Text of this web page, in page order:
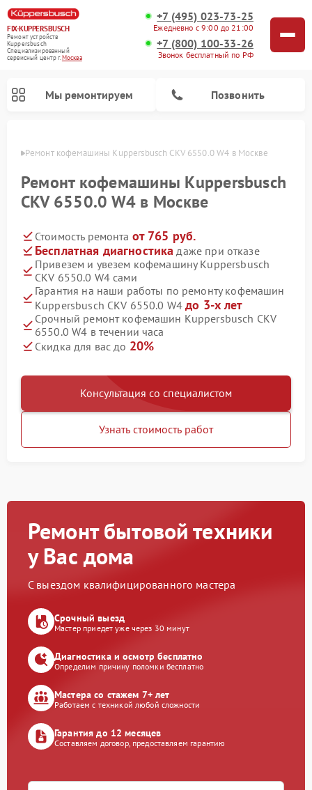
FIX-KUPPERSBUSCH
Ремонт устройств
Kuppersbusch
Специализированный
cервисный центр г.Москва
+7 (495) 023-73-25
Ежедневно с 9:00 до 21:00
+7 (800) 100-33-26
Звонок бесплатный по РФ
Мы ремонтируем Позвонить
Ремонт кофемашины Kuppersbusch CKV 6550.0 W4 в Москве
Ремонт кофемашины Kuppersbusch
CKV 6550.0 W4 в Москве
Стоимость ремонта от 765 руб.
Бесплатная диагностика даже при отказе
Привезем и увезем кофемашину Kuppersbusch
CKV 6550.0 W4 сами
Гарантия на наши работы по ремонту кофемашин
Kuppersbusch CKV 6550.0 W4до 3-х лет
Срочный ремонт кофемашин Kuppersbusch CKV
6550.0 W4 в течении часа
Скидка для вас до 20%
Консультация со специалистом
Узнать стоимость работ
Ремонт бытовой техники
у Вас дома
С выездом квалифицированного мастера
Срочный выезд
Мастер приедет уже через 30 минут
Диагностика и осмотр бесплатно
Определим причину поломки бесплатно
Мастера со стажем 7+ лет
Работаем с техникой любой сложности
Гарантия до 12 месяцев
Составляем договор, предоставляем гарантию